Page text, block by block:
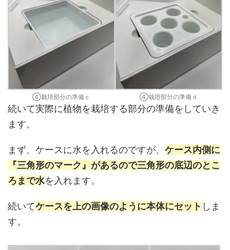
④栽培部分の準備ｃ ④栽培部分の準備ｄ
続いて実際に植物を栽培する部分の準備をしていき
ます。
まず、ケースに水を入れるのですが、 ケース内側に
『三角形のマーク』があるので三角形の底辺のとこ
ろまで水を入れます。
続いてケースを上の画像のように本体にセット しま
す。